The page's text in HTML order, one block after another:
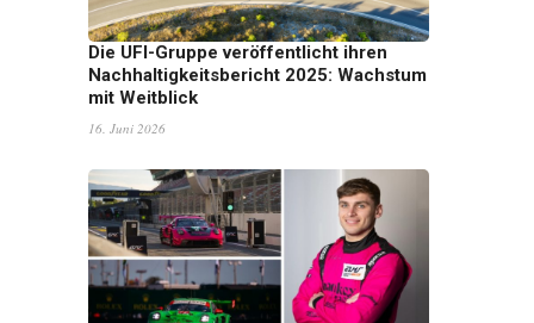
Die UFI-Gruppe veröffentlicht ihren
Nachhaltigkeitsbericht 2025: Wachstum
mit Weitblick
16. Juni 2026